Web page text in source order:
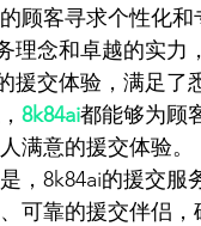
顾客寻求个性化
理念和卓越的实
援交体验，满足
8k84ai都能够为顾
满意的援交体验。
，8k84ai的援交
可靠的援交伴侣